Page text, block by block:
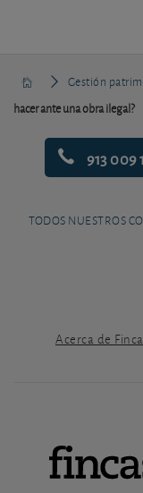
Gestión
hacer ante una obra ilegal?
913 009
TODOS NUESTROS
Acerca de